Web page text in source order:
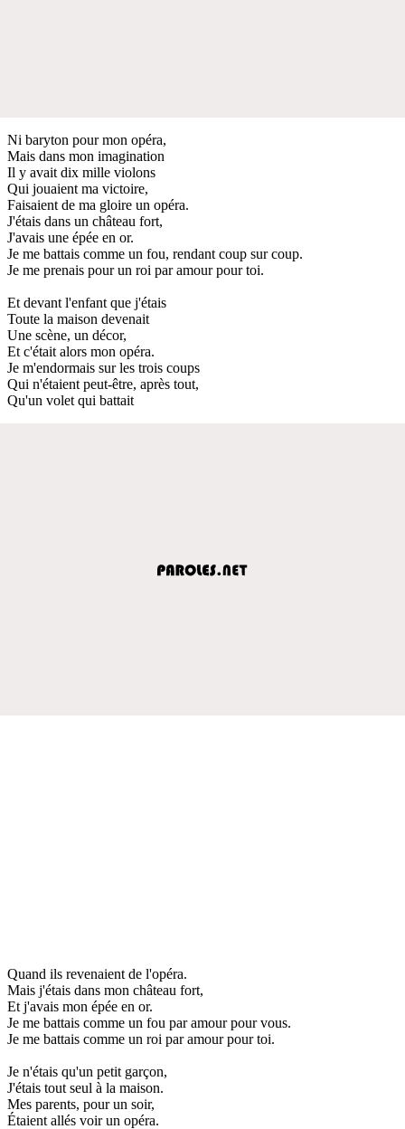
Ni baryton pour mon opéra,
Mais dans mon imagination
Il y avait dix mille violons
Qui jouaient ma victoire,
Faisaient de ma gloire un opéra.
J'étais dans un château fort,
J'avais une épée en or.
Je me battais comme un fou, rendant coup sur coup.
Je me prenais pour un roi par amour pour toi.
Et devant l'enfant que j'étais
Toute la maison devenait
Une scène, un décor,
Et c'était alors mon opéra.
Je m'endormais sur les trois coups
Qui n'étaient peut-être, après tout,
Qu'un volet qui battait
Quand ils revenaient de l'opéra.
Mais j'étais dans mon château fort,
Et j'avais mon épée en or.
Je me battais comme un fou par amour pour vous.
Je me battais comme un roi par amour pour toi.
Je n'étais qu'un petit garçon,
J'étais tout seul à la maison.
Mes parents, pour un soir,
Étaient allés voir un opéra.